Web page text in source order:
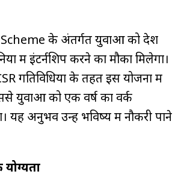
के अंतर्गत युवाओं को देश
में इंटर्नशिप करने का मौका मिलेगा।
गतिविधियों के तहत इस योजना में
युवाओं को एक वर्ष का वर्क
यह अनुभव उन्हें भविष्य में नौकरी पाने